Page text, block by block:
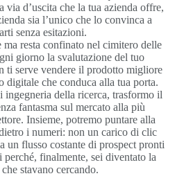
via d’uscita che la tua azienda offre,
sia l’unico che lo convinca a
senza esitazioni.
ma resta confinato nel cimitero delle
giorno la svalutazione del tuo
ti serve vendere il prodotto migliore
digitale che conduca alla tua porta.
ingegneria della ricerca, trasformo il
fantasma sul mercato alla più
Insieme, potremo puntare alla
i numeri: non un carico di clic
un flusso costante di prospect pronti
perché, finalmente, sei diventato la
stavano cercando.